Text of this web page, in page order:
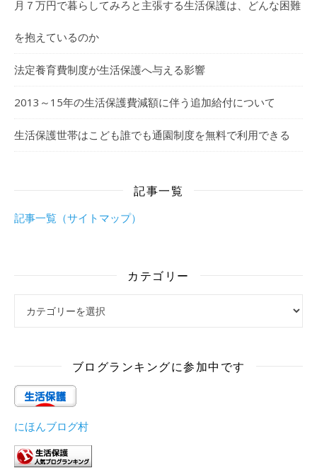
月７万円で暮らしてみろと主張する生活保護は、どんな困難
を抱えているのか
法定養育費制度が生活保護へ与える影響
2013～15年の生活保護費減額に伴う追加給付について
生活保護世帯はこども誰でも通園制度を無料で利用できる
記事一覧
記事一覧（サイトマップ）
カテゴリー
ブログランキングに参加中です
にほんブログ村